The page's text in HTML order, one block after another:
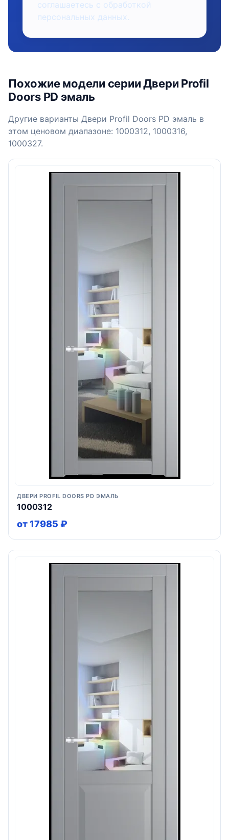
соглашаетесь с обработкой
персональных данных.
Похожие модели серии Двери Profil
Doors PD эмаль
Другие варианты Двери Profil Doors PD эмаль в
этом ценовом диапазоне: 1000312, 1000316,
1000327.
ДВЕРИ PROFIL DOORS PD ЭМАЛЬ
1000312
от 17985 ₽